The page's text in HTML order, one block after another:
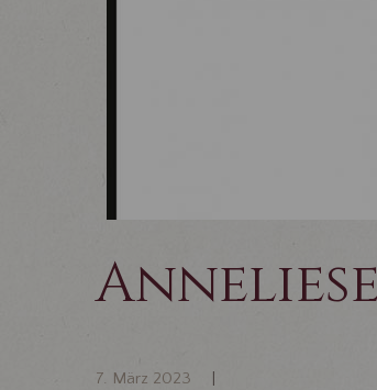
7. März 2023